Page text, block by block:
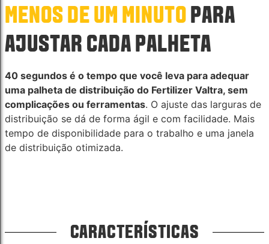
MENOS DE UM MINUTOPARA
AJUSTAR CADA PALHETA
40 segundos é o tempo que você leva para adequar
uma palheta de distribuição do Fertilizer Valtra, sem
complicações ou ferramentas. O ajuste das larguras de
distribuição se dá de forma ágil e com facilidade. Mais
tempo de disponibilidade para o trabalho e uma janela
de distribuição otimizada.
CARACTERÍSTICAS